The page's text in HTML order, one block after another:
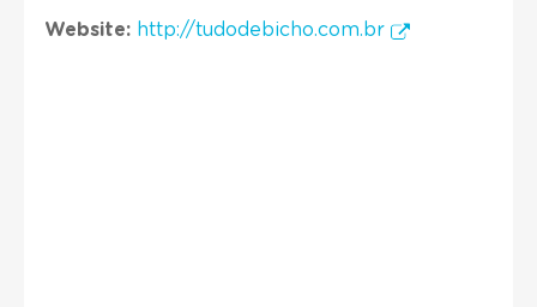
Website: http://tudodebicho.com.br